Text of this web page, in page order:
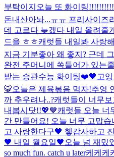
부탁이지 오늘 또 화이팅
돈내산아놔...ㅠㅠ 프리사이즈
데 고르다 늦겠다 내일 올려줄
드을 ㅎㅎ캐럿들 내일봐 사랑
지금 기분좋아 왜 좋지? 근데
완전 주머니에 쏙들어가 있는
받는 승관수능 화이팅❤️🖤 고
🐯오늘은 제육볶음 먹자!추엉
까 추우려나..?캐럿들이 너무
내봅시닷!!💖💙캐럿들 오늘 너
간 만들어요! 오늘 너무 고맙습
고 사랑한다구🖤 헿감사하고
🖤 내일 월요일🖤 오늘 넘 재밌
so much fun. catch u later케케케